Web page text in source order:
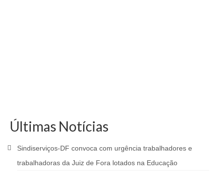
Últimas Notícias
Sindiserviços-DF convoca com urgência trabalhadores e
trabalhadoras da Juiz de Fora lotados na Educação